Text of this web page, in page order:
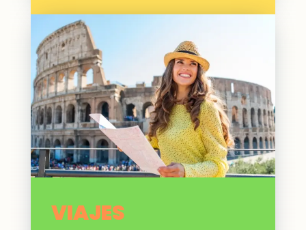
VIAJES